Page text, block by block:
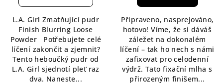
z
5
hvězdiček.
L.A. Girl Zmatňující pudr
Finish Blurring Loose
Powder Potřebujete celé
líčení zakončit a zjemnit?
Tento heboučký pudr od
L.A. Girl sjednotí pleť raz
dva. Naneste...
Připraveno, nasprejováno,
hotovo! Víme, že si dáváš
záležet na dokonalém
líčení – tak ho nech s námi
zafixovat pro celodenní
výdrž. Tato fixační mlha s
přirozeným finišem...